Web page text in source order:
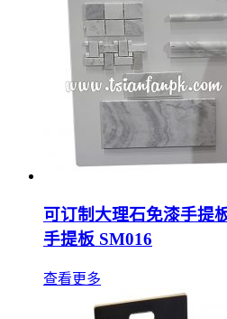
可订制大理石免漆手提
手提板 SM016
查看更多